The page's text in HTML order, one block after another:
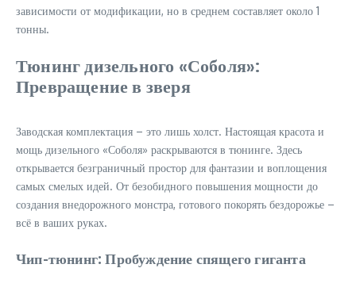
зависимости от модификации, но в среднем составляет около 1
тонны.
Тюнинг дизельного «Соболя»:
Превращение в зверя
Заводская комплектация – это лишь холст. Настоящая красота и
мощь дизельного «Соболя» раскрываются в тюнинге. Здесь
открывается безграничный простор для фантазии и воплощения
самых смелых идей. От безобидного повышения мощности до
создания внедорожного монстра, готового покорять бездорожье –
всё в ваших руках.
Чип-тюнинг: Пробуждение спящего гиганта